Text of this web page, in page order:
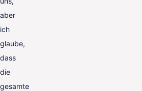
aber
ich
glaube,
dass
die
gesamte